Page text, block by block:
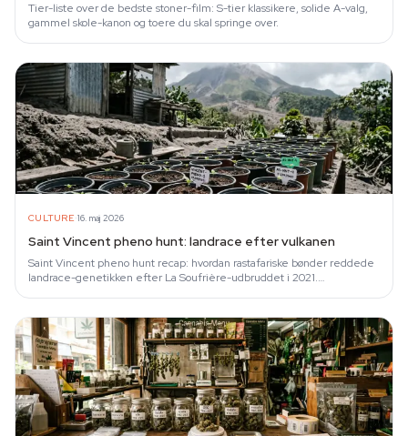
Tier-liste over de bedste stoner-film: S-tier klassikere, solide A-valg,
gammel skole-kanon og toere du skal springe over.
CULTURE·16. maj 2026
Saint Vincent pheno hunt: landrace efter vulkanen
Saint Vincent pheno hunt recap: hvordan rastafariske bønder reddede
landrace-genetikken efter La Soufrière-udbruddet i 2021.